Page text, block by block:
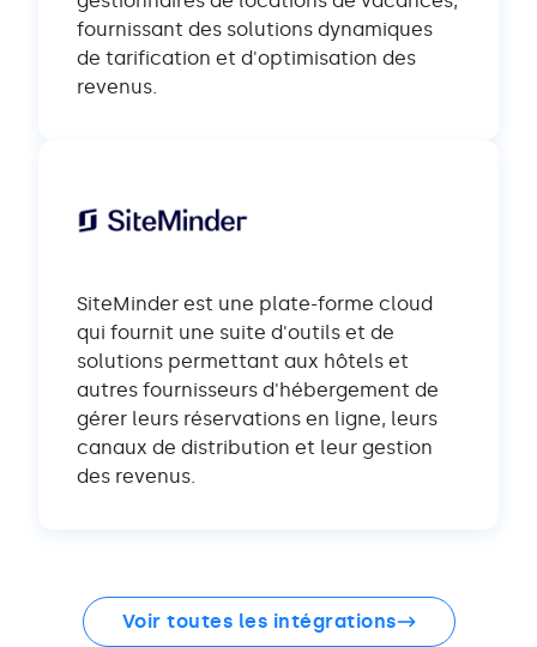
fournissant des solutions dynamiques
de tarification et d'optimisation des
revenus.
SiteMinder est une plate-forme cloud
qui fournit une suite d'outils et de
solutions permettant aux hôtels et
autres fournisseurs d'hébergement de
gérer leurs réservations en ligne, leurs
canaux de distribution et leur gestion
des revenus.
Voir toutes les intégrations